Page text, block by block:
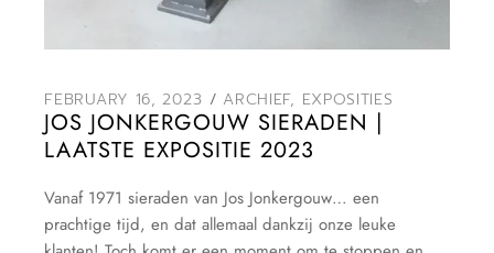
FEBRUARY 16, 2023 ARCHIEF, EXPOSITIES
JOS JONKERGOUW SIERADEN |
LAATSTE EXPOSITIE 2023
Vanaf 1971 sieraden van Jos Jonkergouw… een
prachtige tijd, en dat allemaal dankzij onze leuke